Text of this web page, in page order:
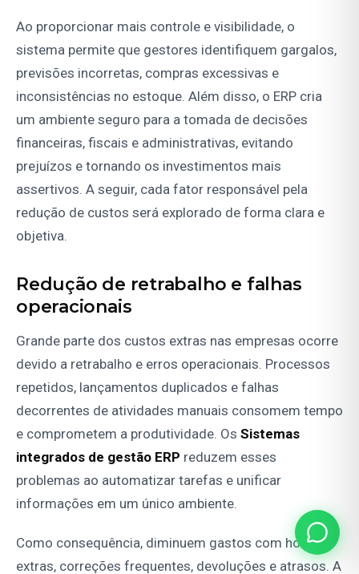
Ao proporcionar mais controle e visibilidade, o
sistema permite que gestores identifiquem gargalos,
previsões incorretas, compras excessivas e
inconsistências no estoque. Além disso, o ERP cria
um ambiente seguro para a tomada de decisões
financeiras, fiscais e administrativas, evitando
prejuízos e tornando os investimentos mais
assertivos. A seguir, cada fator responsável pela
redução de custos será explorado de forma clara e
objetiva.
Redução de retrabalho e falhas
operacionais
Grande parte dos custos extras nas empresas ocorre
devido a retrabalho e erros operacionais. Processos
repetidos, lançamentos duplicados e falhas
decorrentes de atividades manuais consomem tempo
e comprometem a produtividade. Os Sistemas
integrados de gestão ERP reduzem esses
problemas ao automatizar tarefas e unificar
informações em um único ambiente.
Como consequência, diminuem gastos com horas
extras, correções frequentes, devoluções e atrasos. A